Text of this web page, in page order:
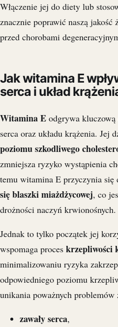
Włączenie jej do diety lub
znacznie poprawić naszą
przed chorobami
Jak witamina E
serca i układ
Witamina E odgrywa
serca oraz układu krążenia. Jej
poziomu szkodliwego
zmniejsza ryzyko wystąpienia
temu witamina E przyczynia się
się blaszki miażdżycowej, co
drożności naczyń krwionośnych.
Jednak to tylko początek jej
wspomaga proces krzepliwości
minimalizowaniu ryzyka
odpowiedniego poziomu
unikania poważnych
zawały serca,